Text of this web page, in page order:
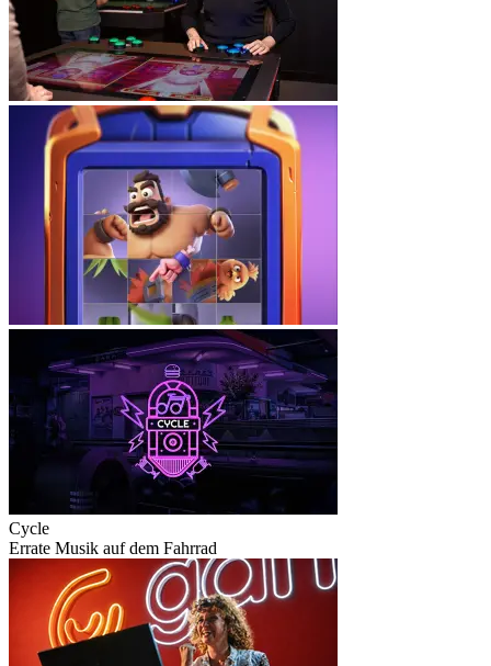
Cycle
Errate Musik auf dem Fahrrad